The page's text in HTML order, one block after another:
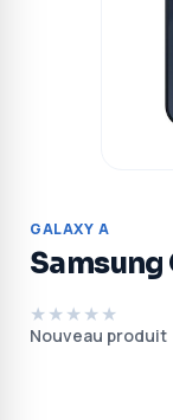
GALAXY A
Samsung
★★★★★
Nouveau produit